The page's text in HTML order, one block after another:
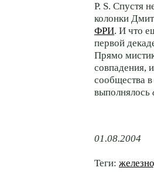
P. S. Спустя
колонки
ФРИ. И что
первой
Прямо
совпадения,
сообщества
выполнялось
01.08.2004
Теги: